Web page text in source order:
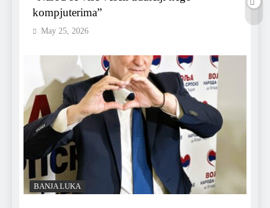
kompjuterima”
May 25, 2026
BANJA LUKA